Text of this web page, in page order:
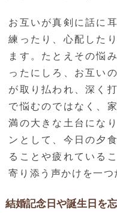
お互いが真剣に話に
練ったり、心配した
ます。たとえその悩
ったにしろ、お互い
が取り払われ、深く
で悩むのではなく、
満の大きな土台にな
ンとして、今日の夕
ることや疲れている
寄り添う声かけを一つ
結婚記念日や誕生日を